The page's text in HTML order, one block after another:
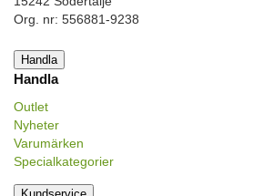
Org. nr: 556881-9238
Handla
Handla
Outlet
Nyheter
Varumärken
Specialkategorier